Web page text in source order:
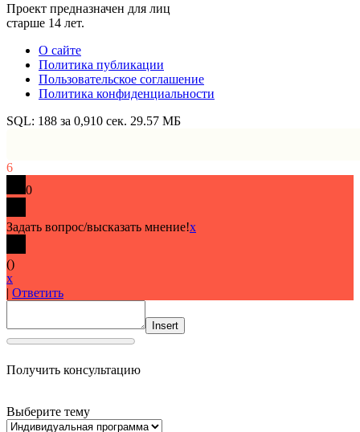
Проект предназначен для лиц
старше 14 лет.
О сайте
Политика публикации
Пользовательское соглашение
Политика конфиденциальности
SQL: 188 за 0,910 сек. 29.57 МБ
6
0
Задать вопрос/высказать мнение!x
()
x
| Ответить
Insert
Получить консультацию
Выберите тему